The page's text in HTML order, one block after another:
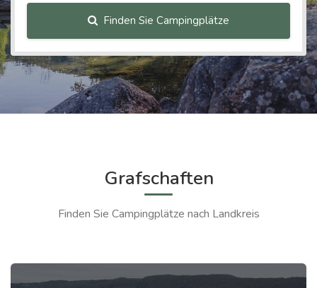
Finden Sie Campingplätze
Grafschaften
Finden Sie Campingplätze nach Landkreis